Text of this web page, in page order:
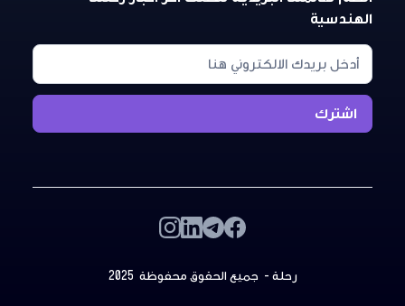
الهندسية
رحلة - جميع الحقوق محفوظة 2025